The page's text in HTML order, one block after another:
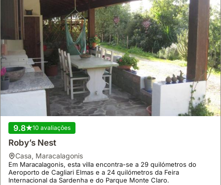
9.8 10 avaliações
Roby’s Nest
casa, Maracalagonis
Em Maracalagonis, esta villa encontra-se a 29 quilómetros do
Aeroporto de Cagliari Elmas e a 24 quilómetros da Feira
Internacional da Sardenha e do Parque Monte Claro.